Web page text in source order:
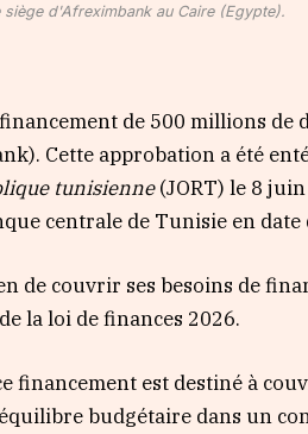
siège d'Afreximbank au Caire (Egypte).
de 500 millions de
Cette approbation a été
tunisienne(JORT) le 8
centrale de Tunisie en date
de couvrir ses besoins de
la loi de finances 2026.
financement est destiné à
budgétaire dans un